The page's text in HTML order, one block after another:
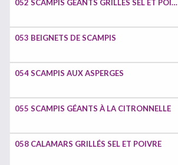
052 SCAMPIS GÉANTS GRILLÉS SEL ET POIVRE
053 BEIGNETS DE SCAMPIS
054 SCAMPIS AUX ASPERGES
055 SCAMPIS GÉANTS À LA CITRONNELLE
058 CALAMARS GRILLÉS SEL ET POIVRE